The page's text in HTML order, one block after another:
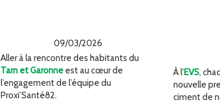
09/03/2026
Aller à la rencontre des habitants du
Tarn et Garonneest au cœur de
l’engagement de l’équipe du
Proxi’Santé82.
À l'EVS,
nouvelle
ciment de